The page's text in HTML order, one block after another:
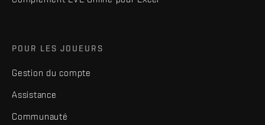
POUR LES JOUEURS
Gestion du compte
Assistance
Communauté